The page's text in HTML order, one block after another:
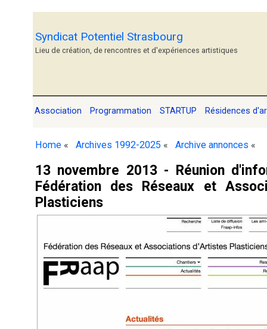
Syndicat Potentiel Strasbourg
Lieu de création, de rencontres et d'expériences artistiques
Association Programmation STARTUP Résidences
Home « Archives 1992-2025 « Archive annonces «
13 novembre 2013 - Réunion
Fédération des Réseaux et
Plasticiens